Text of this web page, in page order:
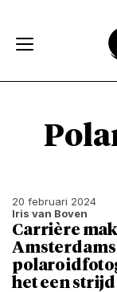
20 februari 2024
Iris van Boven
Carrière
het een strijd